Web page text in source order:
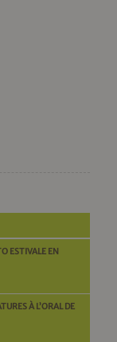
ESTIVALE EN
À L’ORAL DE